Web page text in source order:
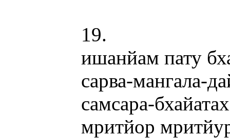
19.
ишанйам пату
сарва-мангала-
самсара-
мритйор